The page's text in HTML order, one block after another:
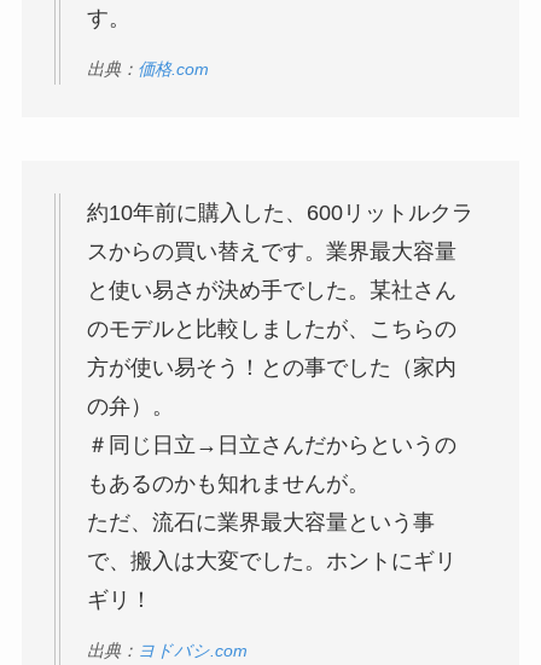
す。
出典： 価格.com
約10年前に購入した、600リットルクラ
スからの買い替えです。業界最大容量
と使い易さが決め手でした。某社さん
のモデルと比較しましたが、こちらの
方が使い易そう！との事でした（家内
の弁）。
＃同じ日立→日立さんだからというの
もあるのかも知れませんが。
ただ、流石に業界最大容量という事
で、搬入は大変でした。ホントにギリ
ギリ！
出典： ヨドバシ.com